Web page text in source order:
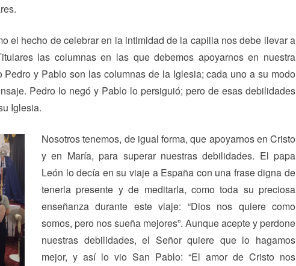
el hecho de celebrar en la intimidad de la capilla nos debe llevar a
las columnas en las que debemos apoyarnos en nuestra
y Pablo son las columnas de la Iglesia; cada uno a su modo
Pedro lo negó y Pablo lo persiguió; pero de esas debilidades
Iglesia.
Nosotros tenemos, de igual forma, que apoyarnos en Cristo
y en María, para superar nuestras debilidades. El papa
León lo decía en su viaje a España con una frase digna de
tenerla presente y de meditarla, como toda su preciosa
enseñanza durante este viaje: “Dios nos quiere como
somos, pero nos sueña mejores”. Aunque acepte y perdone
nuestras debilidades, el Señor quiere que lo hagamos
mejor, y así lo vio San Pablo: “El amor de Cristo nos